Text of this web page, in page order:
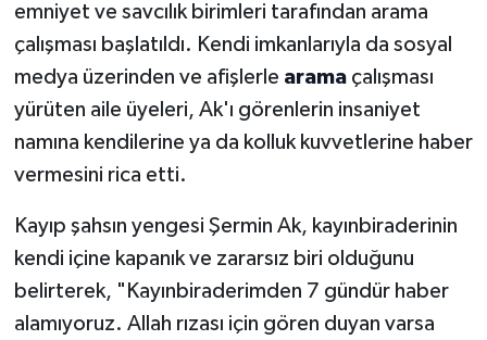
emniyet ve savcılık birimleri tarafından arama
çalışması başlatıldı. Kendi imkanlarıyla da sosyal
medya üzerinden ve afişlerle arama çalışması
yürüten aile üyeleri, Ak'ı görenlerin insaniyet
namına kendilerine ya da kolluk kuvvetlerine haber
vermesini rica etti.
Kayıp şahsın yengesi Şermin Ak, kayınbiraderinin
kendi içine kapanık ve zararsız biri olduğunu
belirterek, "Kayınbiraderimden 7 gündür haber
alamıyoruz. Allah rızası için gören duyan varsa